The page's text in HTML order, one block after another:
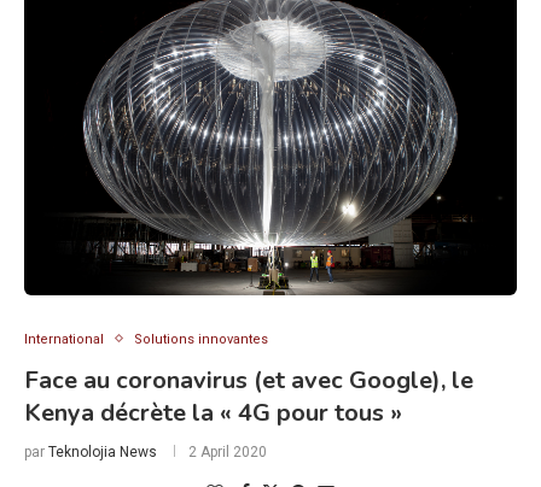
International Solutions innovantes
Face au coronavirus (et avec Google), le
Kenya décrète la « 4G pour tous »
par Teknolojia News 2 April 2020